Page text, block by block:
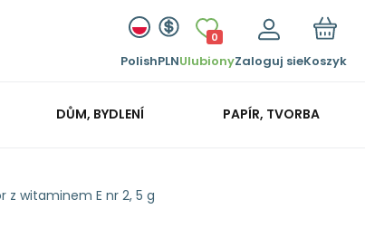
PolishPLN
0
UlubionyZaloguj sieKoszyk
DŮM, BYDLENÍ PAPÍR, TVORBA
z witaminem E nr 2, 5 g